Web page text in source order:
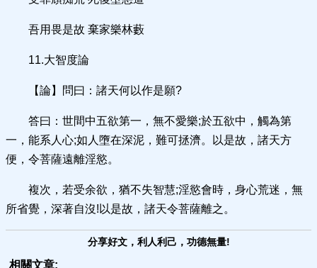
吾用畏是故 棄家樂林藪
11.大智度論
【論】問曰：諸天何以作是願?
答曰：世間中五欲第一，無不愛樂;於五欲中，觸為第
一，能系人心;如人墮在深泥，難可拯濟。以是故，諸天方
便，令菩薩遠離淫慾。
複次，若受余欲，猶不失智慧;淫慾會時，身心荒迷，無
所省覺，深著自沒!以是故，諸天令菩薩離之。
分享好文，利人利己，功德無量!
相關文章: